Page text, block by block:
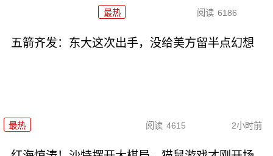
最热 阅读 6186
五箭齐发：东大这次出手，没给美方留半点幻想
最热 阅读 4615 2小时前